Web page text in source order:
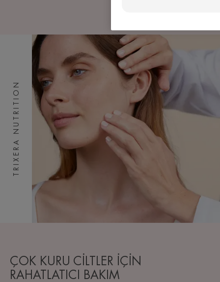
TRIXERA NUTRITION
ÇOK KURU CİLTLER İÇİN
RAHATLATICI BAKIM